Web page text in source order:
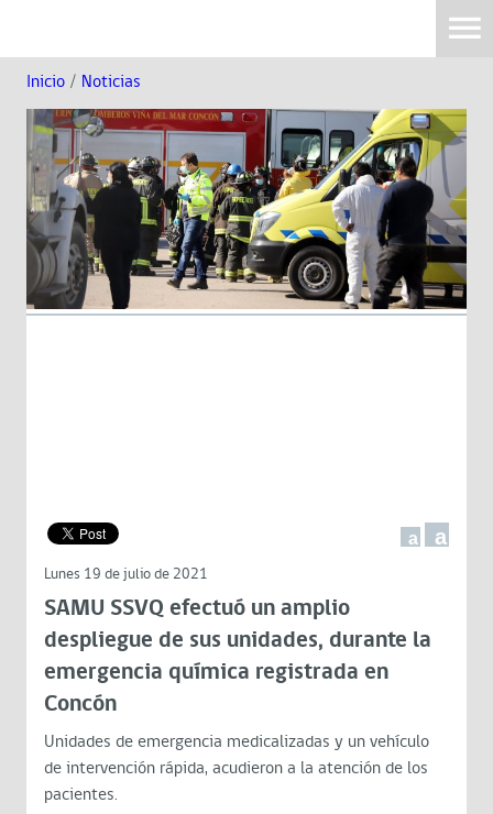
Inicio / Noticias
a a
Lunes 19 de julio de 2021
SAMU SSVQ efectuó un amplio
despliegue de sus unidades, durante la
emergencia química registrada en
Concón
Unidades de emergencia medicalizadas y un vehículo
de intervención rápida, acudieron a la atención de los
pacientes.